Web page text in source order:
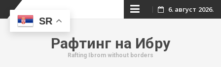
Skip
content
6. август 2026.
Рафтинг на Ибру
Rafting Ibrom without borders
SR